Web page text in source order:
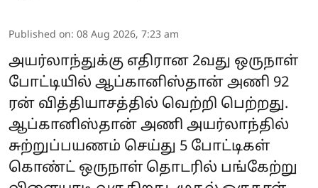
Published on: 08 Aug 2026, 7:23 am
அயர்லாந்துக்கு எதிரான 2வது ஒருநாள்
போட்டியில் ஆப்கானிஸ்தான் அணி 92
ரன் வித்தியாசத்தில் வெற்றி பெற்றது.
ஆப்கானிஸ்தான் அணி அயர்லாந்தில்
சுற்றுப்பயணம் செய்து 5 போட்டிகள்
கொண்ட் ஒருநாள் தொடரில் பங்கேற்று